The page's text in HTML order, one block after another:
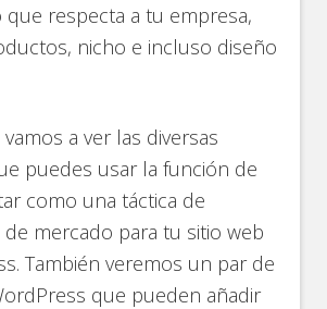
que respecta a tu empresa,
nicho e incluso diseño
a ver las diversas
puedes usar la función de
como una táctica de
de mercado para tu sitio web
También veremos un par de
que pueden añadir